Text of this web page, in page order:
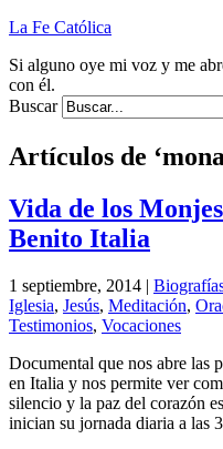
La Fe Católica
Si alguno oye mi voz y me
con él.
Buscar
Artículos de
Vida de los
Benito Italia
1 septiembre, 2014 |
Iglesia, Jesús, Meditación,
Testimonios, Vocaciones
Documental que nos abre las
en Italia y nos permite ver
silencio y la paz del corazón
inician su jornada diaria a las